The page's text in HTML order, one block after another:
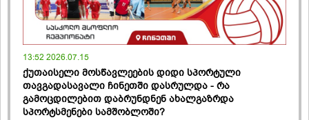
13:52 2026.07.15
ქუთაისელი მოსწავლეების დიდი სპორტული
თავგადასავალი ჩინეთში დასრულდა - რა
გამოცდილებით დაბრუნდნენ ახალგაზრდა
სპორტსმენები სამშობლოში?